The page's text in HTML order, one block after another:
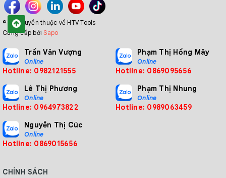
© Bản quyền thuộc về HTV Tools
Cung cấp bởiSapo
Trần Văn Vượng
Online
Hotline: 0982121555
Phạm Thị Hồng Mây
Online
Hotline: 0869095656
Lê Thị Phương
Online
Hotline: 0964973822
Phạm Thị Nhung
Online
Hotline: 0989063459
Nguyễn Thị Cúc
Online
Hotline: 0869015656
CHÍNH SÁCH